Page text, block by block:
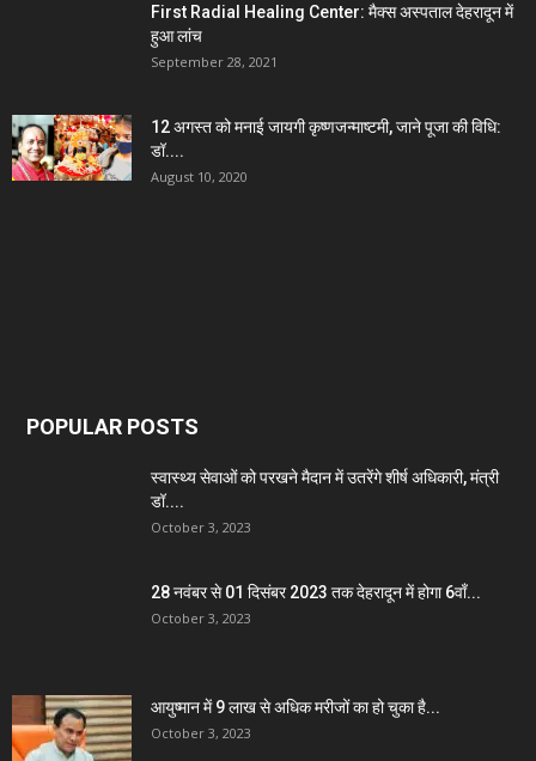
First Radial Healing Center: मैक्स अस्पताल देहरादून में
हुआ लांच
September 28, 2021
12 अगस्त को मनाई जायगी कृष्णजन्माष्टमी, जाने पूजा की विधि:
डॉ....
August 10, 2020
POPULAR POSTS
स्वास्थ्य सेवाओं को परखने मैदान में उतरेंगे शीर्ष अधिकारी, मंत्री
डॉ....
October 3, 2023
28 नवंबर से 01 दिसंबर 2023 तक देहरादून में होगा 6वाँ...
October 3, 2023
आयुष्मान में 9 लाख से अधिक मरीजों का हो चुका है...
October 3, 2023